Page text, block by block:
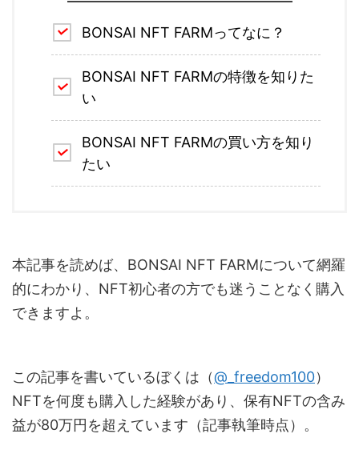
BONSAI NFT FARMってなに？
BONSAI NFT FARMの特徴を知りた
い
BONSAI NFT FARMの買い方を知り
たい
本記事を読めば、BONSAI NFT FARMについて網羅
的にわかり、NFT初心者の方でも迷うことなく購入
できますよ。
この記事を書いているぼくは（@_freedom100）
NFTを何度も購入した経験があり、保有NFTの含み
益が80万円を超えています（記事執筆時点）。